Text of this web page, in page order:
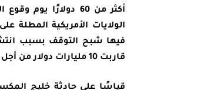
الولايات الأمريكية المطلة
قاربت 10 مليارات دولار من أجل إنقاذ القطاعين سالفي الذكر.
قياسًا على حادثة خليج